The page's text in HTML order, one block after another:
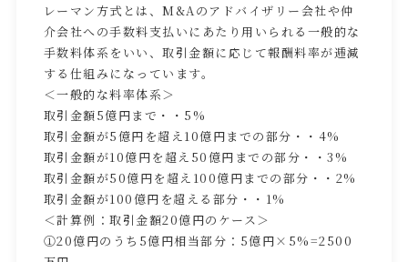
レーマン方式とは、M&Aのアドバイザリー会社や仲
介会社への手数料支払いにあたり用いられる一般的な
手数料体系をいい、取引金額に応じて報酬料率が逓減
する仕組みになっています。
＜一般的な料率体系＞
取引金額5億円まで・・5%
取引金額が5億円を超え10億円までの部分・・4%
取引金額が10億円を超え50億円までの部分・・3%
取引金額が50億円を超え100億円までの部分・・2%
取引金額が100億円を超える部分・・1%
＜計算例：取引金額20億円のケース＞
①20億円のうち5億円相当部分：5億円×5%=2500